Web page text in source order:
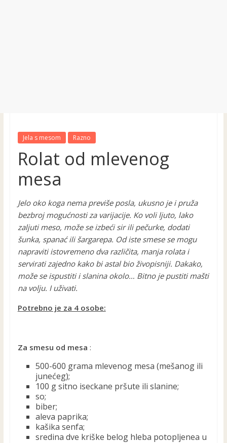
Jela s mesom Razno
Rolat od mlevenog
mesa
Jelo oko koga nema previše posla, ukusno je i pruža
bezbroj mogućnosti za varijacije. Ko voli ljuto, lako
zaljuti meso, može se izbeći sir ili pečurke, dodati
šunka, spanać ili šargarepa. Od iste smese se mogu
napraviti istovremeno dva različita, manja rolata i
servirati zajedno kako bi astal bio živopisniji. Dakako,
može se ispustiti i slanina okolo… Bitno je pustiti mašti
na volju. I uživati.
Potrebno je za 4 osobe:
Za smesu od mesa :
500-600 grama mlevenog mesa (mešanog ili
junećeg);
100 g sitno iseckane pršute ili slanine;
so;
biber;
aleva paprika;
kašika senfa;
sredina dve kriške belog hleba potopljenea u